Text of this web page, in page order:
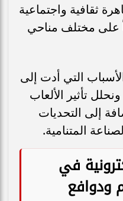
ثقافية واجتماعية
على مختلف مناحي
التي أدت إلى
تأثير الألعاب
إلى التحديات
المتنامية.
في
ودوافع